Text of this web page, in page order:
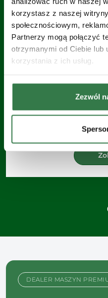
korzystasz z naszej
społecznościowym,
Partnerzy mogą połączyć
otrzymanymi od Ciebie lub
korzystania z ich usług.
Zezwól
Liczba
DEALER MASZYN